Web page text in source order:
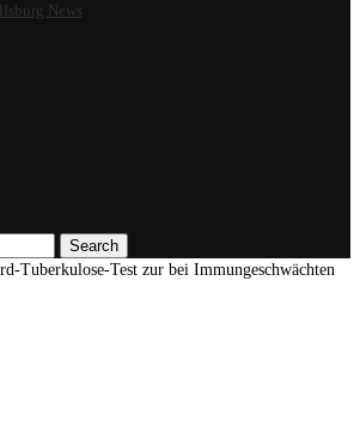
News
Search
Tuberkulose-Test zur bei Immungeschwächten